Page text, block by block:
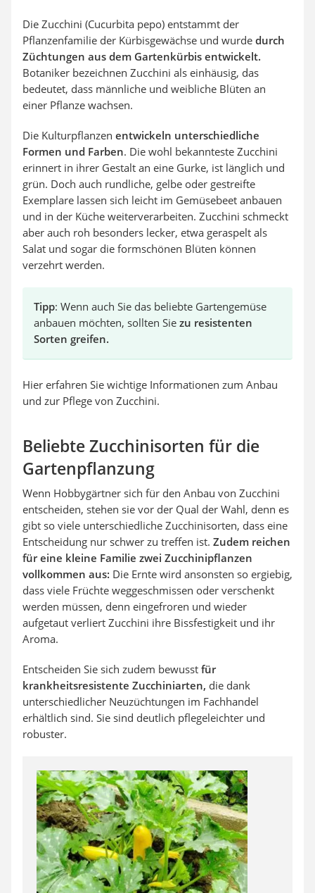
Die Zucchini (Cucurbita pepo) entstammt der
Pflanzenfamilie der Kürbisgewächse und wurde durch
Züchtungen aus dem Gartenkürbis entwickelt.
Botaniker bezeichnen Zucchini als einhäusig, das
bedeutet, dass männliche und weibliche Blüten an
einer Pflanze wachsen.
Die Kulturpflanzen entwickeln unterschiedliche
Formen und Farben. Die wohl bekannteste Zucchini
erinnert in ihrer Gestalt an eine Gurke, ist länglich und
grün. Doch auch rundliche, gelbe oder gestreifte
Exemplare lassen sich leicht im Gemüsebeet anbauen
und in der Küche weiterverarbeiten. Zucchini schmeckt
aber auch roh besonders lecker, etwa geraspelt als
Salat und sogar die formschönen Blüten können
verzehrt werden.
Tipp: Wenn auch Sie das beliebte Gartengemüse
anbauen möchten, sollten Sie zu resistenten
Sorten greifen.
Hier erfahren Sie wichtige Informationen zum Anbau
und zur Pflege von Zucchini.
Beliebte Zucchinisorten für die
Gartenpflanzung
Wenn Hobbygärtner sich für den Anbau von Zucchini
entscheiden, stehen sie vor der Qual der Wahl, denn es
gibt so viele unterschiedliche Zucchinisorten, dass eine
Entscheidung nur schwer zu treffen ist. Zudem reichen
für eine kleine Familie zwei Zucchinipflanzen
vollkommen aus: Die Ernte wird ansonsten so ergiebig,
dass viele Früchte weggeschmissen oder verschenkt
werden müssen, denn eingefroren und wieder
aufgetaut verliert Zucchini ihre Bissfestigkeit und ihr
Aroma.
Entscheiden Sie sich zudem bewusst für
krankheitsresistente Zucchiniarten, die dank
unterschiedlicher Neuzüchtungen im Fachhandel
erhältlich sind. Sie sind deutlich pflegeleichter und
robuster.